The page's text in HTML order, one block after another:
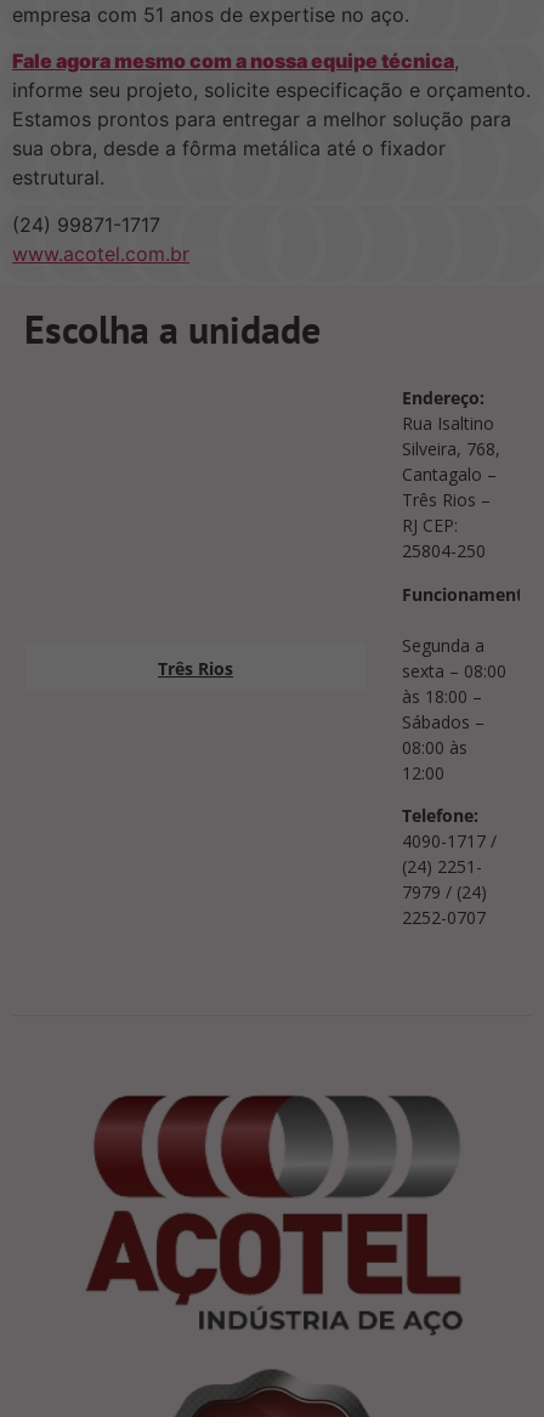
empresa com 51 anos de expertise no aço.
Fale agora mesmo com a nossa equipe técnica,
informe seu projeto, solicite especificação e orçamento.
Estamos prontos para entregar a melhor solução para
sua obra, desde a fôrma metálica até o fixador
estrutural.
(24) 99871-1717
www.acotel.com.br
Escolha a unidade
Três Rios
Endereço:
Rua Isaltino
Silveira, 768,
Cantagalo –
Três Rios –
RJ CEP:
25804-250
Funcionamento:
Segunda a
sexta – 08:00
às 18:00 –
Sábados –
08:00 às
12:00
Telefone:
4090-1717 /
(24) 2251-
7979 / (24)
2252-0707